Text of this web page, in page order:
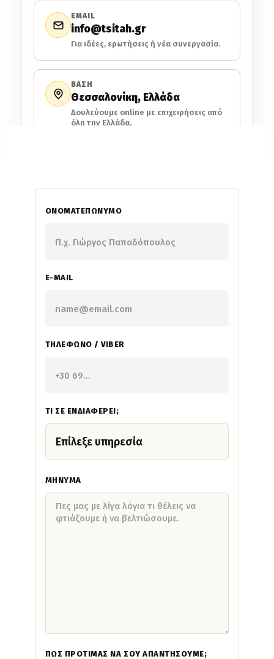
EMAIL
info@tsitah.gr
Για ιδέες, ερωτήσεις ή νέα συνεργασία.
ΒΑΣΗ
Θεσσαλονίκη, Ελλάδα
Δουλεύουμε online με επιχειρήσεις από
όλη την Ελλάδα.
ΟΝΟΜΑΤΕΠΏΝΥΜΟ
E-MAIL
ΤΗΛΈΦΩΝΟ / VIBER
ΤΙ ΣΕ ΕΝΔΙΑΦΈΡΕΙ;
ΜΉΝΥΜΑ
ΠΏΣ ΠΡΟΤΙΜΆΣ ΝΑ ΣΟΥ ΑΠΑΝΤΉΣΟΥΜΕ;